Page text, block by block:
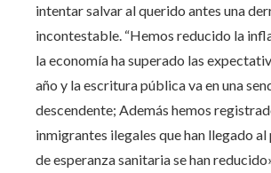
intentar salvar al querido antes una
incontestable. “Hemos reducido la
la economía ha superado las
año y la escritura pública va en una
descendente; Además hemos
inmigrantes ilegales que han llegado al
de esperanza sanitaria se han